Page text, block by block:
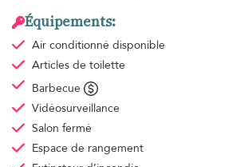
Équipements:
Air conditionné disponible
Articles de toilette
Barbecue
Vidéosurveillance
Salon fermé
Espace de rangement